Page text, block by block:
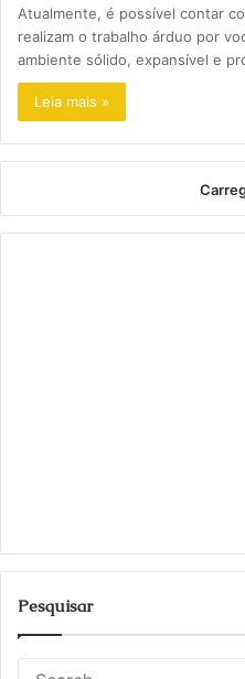
Atualmente, é possível contar
realizam o trabalho árduo por
ambiente sólido, expansível e
Leia mais »
Pesquisar